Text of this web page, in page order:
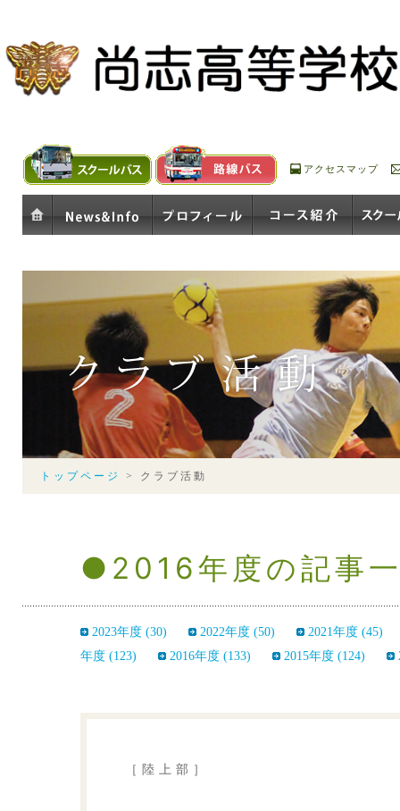
アクセスマップ
トップページ > クラブ活動
●2016年度の記事
2023年度 (30) 2022年度 (50)
2021年度 (45)
年度 (123)
2016年度 (133) 2015年度 (124)
［陸上部］